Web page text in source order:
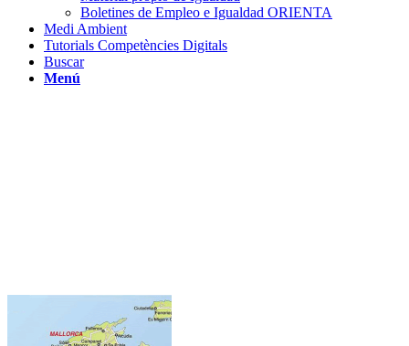
Boletines de Empleo e Igualdad ORIENTA
Medi Ambient
Tutorials Competències Digitals
Buscar
Menú